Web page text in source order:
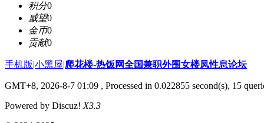
积分0
威望0
金币0
贡献0
手机版|小黑屋|爬花楼-热饭网全国兼职外围女楼凤性息论坛
GMT+8, 2026-8-7 01:09 , Processed in 0.022855 second(s), 15
Powered by Discuz! X3.3